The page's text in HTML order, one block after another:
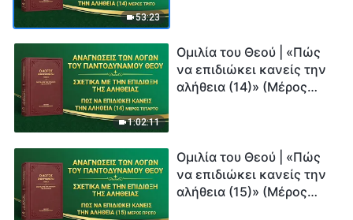
53:23
1:02:11
Ομιλία του Θεού | «Πώς
να επιδιώκει κανείς την
αλήθεια (14)» (Μέρος
Ομιλία του Θεού | «Πώς
να επιδιώκει κανείς την
αλήθεια (15)» (Μέρος